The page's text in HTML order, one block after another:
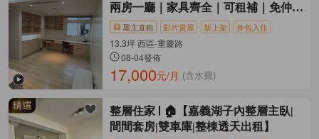
兩房一廳｜家具齊全｜可租補｜免仲介
費屋主直租 影片賞屋 新上架 拎包入住
13.3坪 西區-重慶路
08-04發佈
17,000元/月 (含水費)
整層住家
🏠【嘉義湖子內整層主臥|
間間套房|雙車庫|整棟透天出租】